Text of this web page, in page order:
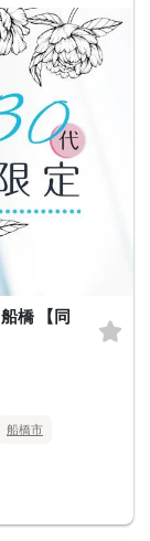
橋 【同
船橋市